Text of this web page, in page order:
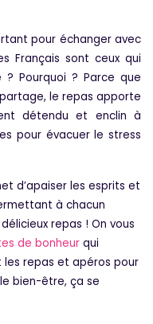
pour échanger avec
Français sont ceux qui
Pourquoi ? Parce que
le repas apporte
détendu et enclin à
pour évacuer le stress
d’apaiser les esprits et
à chacun
repas ! On vous
de bonheur qui
repas et apéros pour
bien-être, ça se